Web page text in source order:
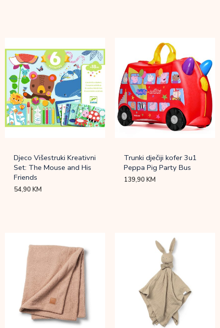
Djeco Višestruki Kreativni
Set: The Mouse and His
Friends
54,90KM
Trunki dječiji kofer 3u1
Peppa Pig Party Bus
139,90KM